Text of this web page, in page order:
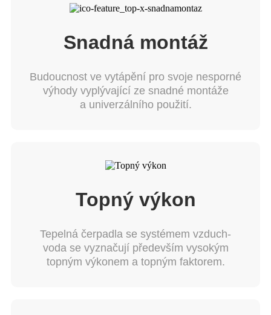
Snadná montáž
Budoucnost ve vytápění pro svoje nesporné
výhody vyplývající ze snadné montáže
a univerzálního použití.
Topný výkon
Tepelná čerpadla se systémem vzduch-
voda se vyznačují především vysokým
topným výkonem a topným faktorem.